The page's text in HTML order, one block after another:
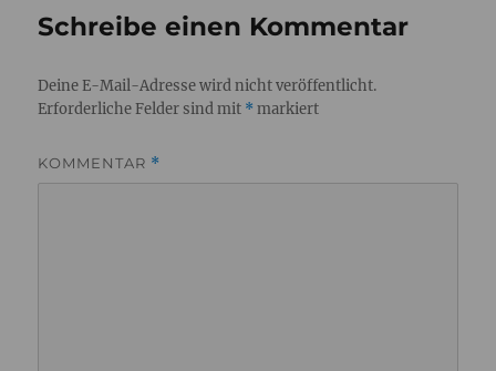
Schreibe einen Kommentar
Deine E-Mail-Adresse wird nicht veröffentlicht.
Erforderliche Felder sind mit * markiert
KOMMENTAR *